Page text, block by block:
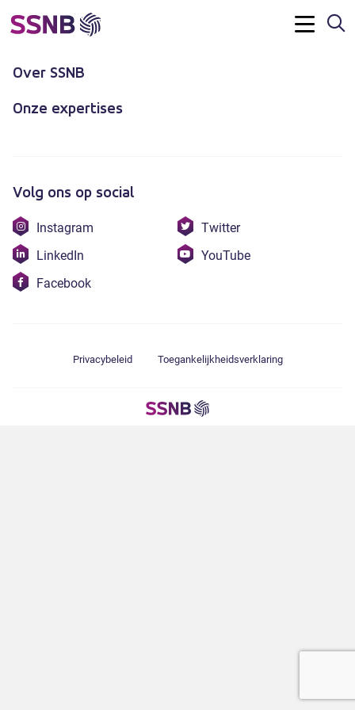
Contact
Over SSNB
Onze expertises
Volg ons op social
Bezoek
onze
instagram
Instagram
Bezoek
onze
Twitter
Bezoek
onze
LinkedIn
Bezoek
YouTube
Bezoek
Facebook
Privacybeleid Toegankelijkheidsverklaring